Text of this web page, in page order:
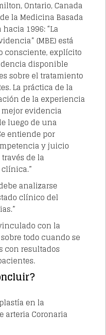
Ontario, Canada
la Medicina Basada
1996: “La
(MBE) está
consciente, explícito
disponible
sobre el tratamiento
La práctica de la
de la experiencia
evidencia
luego de una
entiende por
y juicio
de la
analizarse
clínico del
con la
todo cuando se
con resultados
en la
arteria Coronaria